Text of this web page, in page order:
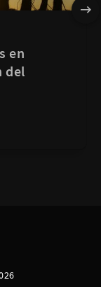
en
del